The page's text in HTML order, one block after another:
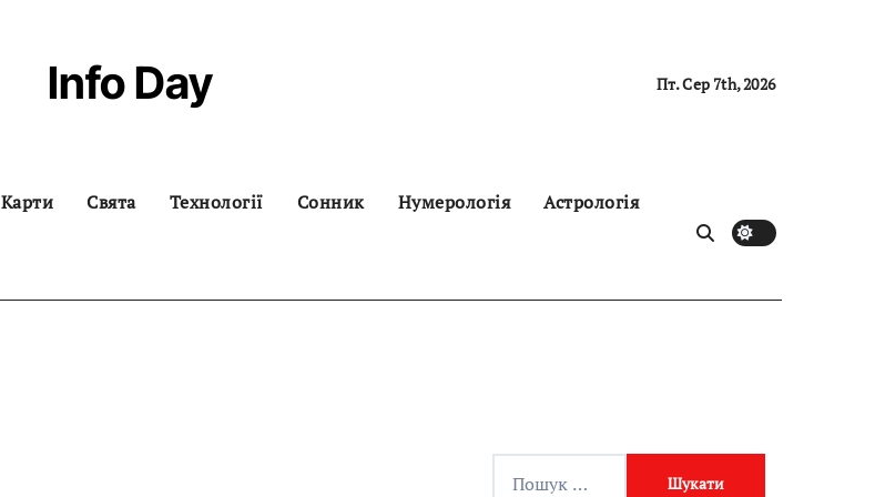
Info Day Пт. Сер 7th, 2026
Карти Свята Технології Сонник Нумерологія Астрологія